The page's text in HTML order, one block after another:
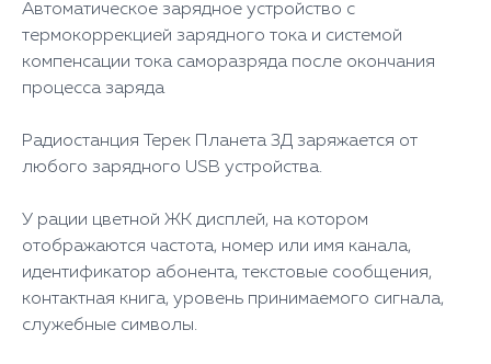
Автоматическое зарядное устройство с
термокоррекцией зарядного тока и системой
компенсации тока саморазряда после окончания
процесса заряда
Радиостанция Терек Планета 3Д заряжается от
любого зарядного USB устройства.
У рации цветной ЖК дисплей, на котором
отображаются частота, номер или имя канала,
идентификатор абонента, текстовые сообщения,
контактная книга, уровень принимаемого сигнала,
служебные символы.